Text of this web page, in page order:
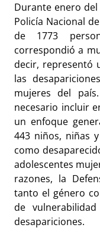
Durante enero
Policía Nacional
de 1773
correspondió a
decir, representó
las
mujeres del
necesario incluir
un enfoque
443 niños, niñas
como
adolescentes
razones, la
tanto el género
de
desapariciones.